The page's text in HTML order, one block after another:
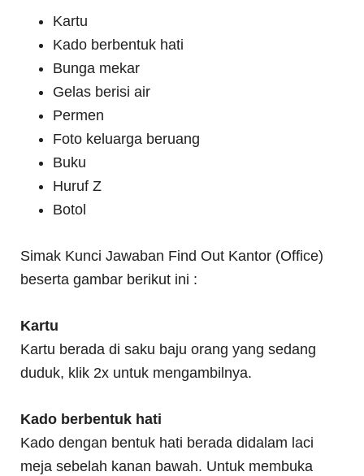
Kartu
Kado berbentuk hati
Bunga mekar
Gelas berisi air
Permen
Foto keluarga beruang
Buku
Huruf Z
Botol
Simak Kunci Jawaban Find Out Kantor (Office)
beserta gambar berikut ini :
Kartu
Kartu berada di saku baju orang yang sedang
duduk, klik 2x untuk mengambilnya.
Kado berbentuk hati
Kado dengan bentuk hati berada didalam laci
meja sebelah kanan bawah. Untuk membuka